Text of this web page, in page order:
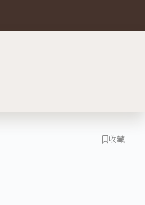
收藏